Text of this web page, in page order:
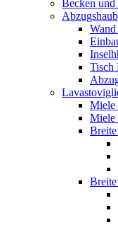
Becken und
Wand
Tisch
Miele
Miele